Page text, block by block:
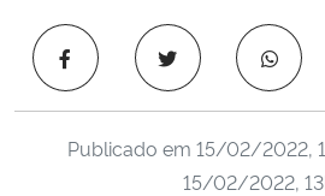
Ministério da Cidadania
Ministério da Saúde
Ministério de Minas e Energia
Publicado em 15/02/2022,
15/02/2022,